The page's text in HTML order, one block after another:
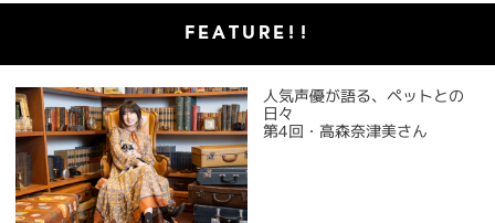
FEATURE!!
人気声優が語る、ペットとの
日々
第4回・高森奈津美さん